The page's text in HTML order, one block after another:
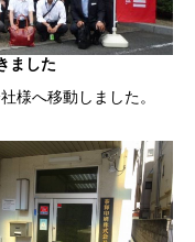
ました
様へ移動しました。